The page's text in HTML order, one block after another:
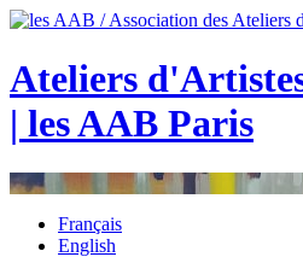
Ateliers
| les AAB Paris
Français
English